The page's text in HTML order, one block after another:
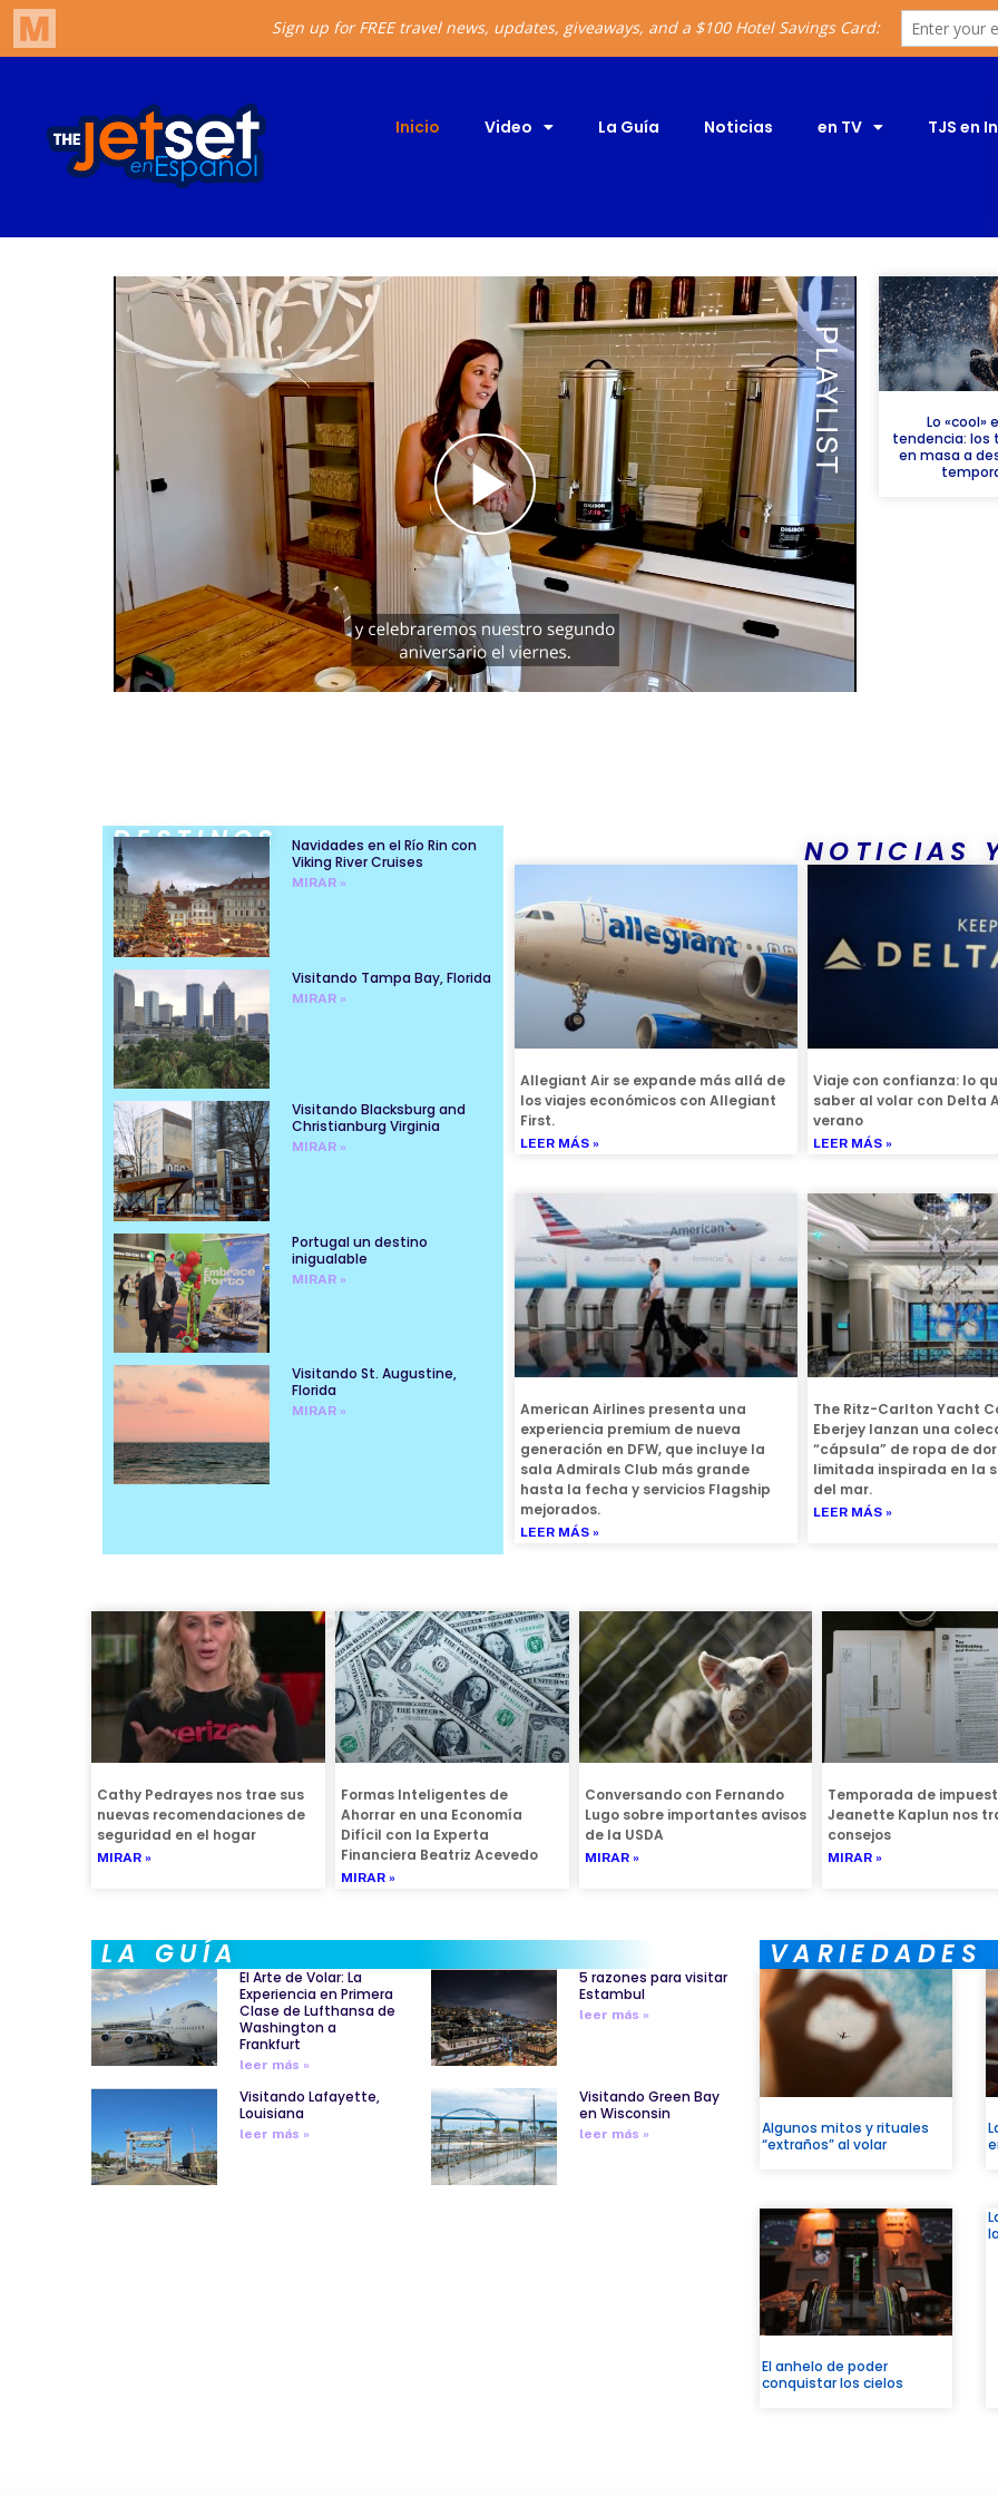
Inicio Video La Guía Noticias en TV TJS en
Lo «cool»
tendencia: los
en masa a
DESTINOS
Navidades en el Río Rin con
Viking River Cruises
MIRAR »
Visitando Tampa Bay, Florida
MIRAR »
Visitando Blacksburg and
Christianburg Virginia
MIRAR »
Portugal un destino
inigualable
MIRAR »
Visitando St. Augustine,
Florida
MIRAR »
NOTICIAS
Allegiant Air se expande más allá de
los viajes económicos con Allegiant
First.
LEER MÁS »
Viaje con confianza: lo
saber al volar con Delta
verano
LEER MÁS »
American Airlines presenta una
experiencia premium de nueva
generación en DFW, que incluye la
sala Admirals Club más grande
hasta la fecha y servicios Flagship
mejorados.
LEER MÁS »
The Ritz-Carlton Yacht
Eberjey lanzan una
“cápsula” de ropa de
limitada inspirada en la
del mar.
LEER MÁS »
ESTILO DE VIDA
Cathy Pedrayes nos trae sus
nuevas recomendaciones de
seguridad en el hogar
MIRAR »
Formas Inteligentes de
Ahorrar en una Economía
Difícil con la Experta
Financiera Beatriz Acevedo
MIRAR »
Conversando con Fernando
Lugo sobre importantes avisos
de la USDA
MIRAR »
Temporada de
Jeanette Kaplun nos
consejos
MIRAR »
LA GUÍA
El Arte de Volar: La
Experiencia en Primera
Clase de Lufthansa de
Washington a
Frankfurt
leer más »
5 razones para visitar
Estambul
leer más »
Visitando Lafayette,
Louisiana
leer más »
Visitando Green Bay
en Wisconsin
leer más »
VARIEDADES
Algunos mitos y rituales
“extraños” al volar
El anhelo de poder
conquistar los cielos